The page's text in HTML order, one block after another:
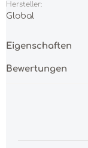
Hersteller:
Global
Eigenschaften
Bewertungen